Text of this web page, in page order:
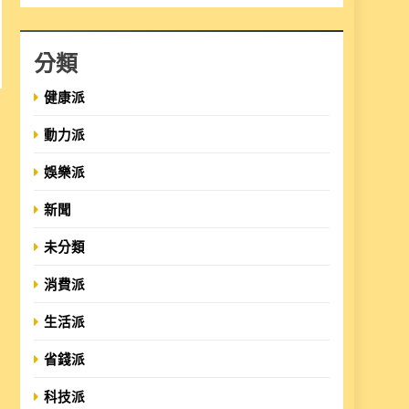
分類
健康派
動力派
娛樂派
新聞
未分類
消費派
生活派
省錢派
科技派